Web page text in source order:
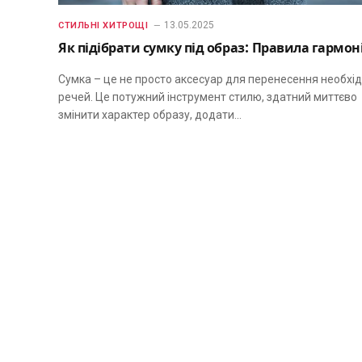
СТИЛЬНІ ХИТРОЩІ 13.05.2025
Як підібрати сумку під образ: Правила
Сумка – це не просто аксесуар для перенесення
речей. Це потужний інструмент стилю, здатний миттєво
змінити характер образу, додати…